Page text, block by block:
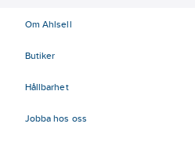
Om Ahlsell
Butiker
Hållbarhet
Jobba hos oss